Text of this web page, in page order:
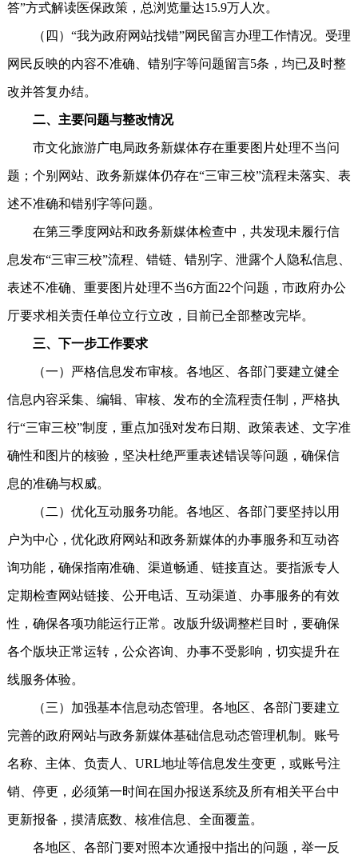
答”方式解读医保政策，总浏览量达15.9万人次。
（四）“我为政府网站找错”网民留言办理工作情况。受理
网民反映的内容不准确、错别字等问题留言5条，均已及时整
改并答复办结。
二、主要问题与整改情况
市文化旅游广电局政务新媒体存在重要图片处理不当问
题；个别网站、政务新媒体仍存在“三审三校”流程未落实、表
述不准确和错别字等问题。
在第三季度网站和政务新媒体检查中，共发现未履行信
息发布“三审三校”流程、错链、错别字、泄露个人隐私信息、
表述不准确、重要图片处理不当6方面22个问题，市政府办公
厅要求相关责任单位立行立改，目前已全部整改完毕。
三、下一步工作要求
（一）严格信息发布审核。各地区、各部门要建立健全
信息内容采集、编辑、审核、发布的全流程责任制，严格执
行“三审三校”制度，重点加强对发布日期、政策表述、文字准
确性和图片的核验，坚决杜绝严重表述错误等问题，确保信
息的准确与权威。
（二）优化互动服务功能。各地区、各部门要坚持以用
户为中心，优化政府网站和政务新媒体的办事服务和互动咨
询功能，确保指南准确、渠道畅通、链接直达。要指派专人
定期检查网站链接、公开电话、互动渠道、办事服务的有效
性，确保各项功能运行正常。改版升级调整栏目时，要确保
各个版块正常运转，公众咨询、办事不受影响，切实提升在
线服务体验。
（三）加强基本信息动态管理。各地区、各部门要建立
完善的政府网站与政务新媒体基础信息动态管理机制。账号
名称、主体、负责人、URL地址等信息发生变更，或账号注
销、停更，必须第一时间在国办报送系统及所有相关平台中
更新报备，摸清底数、核准信息、全面覆盖。
各地区、各部门要对照本次通报中指出的问题，举一反